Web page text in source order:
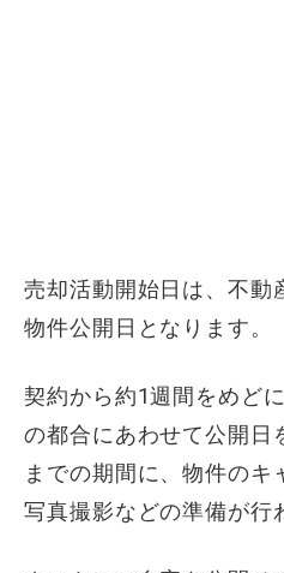
売却活動開始日は、不動
物件公開日となります。
契約から約1週間をめど
の都合にあわせて公開日
までの期間に、物件のキ
写真撮影などの準備が行